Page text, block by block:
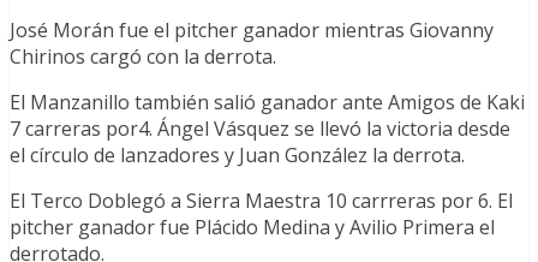
José Morán fue el pitcher ganador mientras Giovanny
Chirinos cargó con la derrota.
El Manzanillo también salió ganador ante Amigos de Kaki
7 carreras por4. Ángel Vásquez se llevó la victoria desde
el círculo de lanzadores y Juan González la derrota.
El Terco Doblegó a Sierra Maestra 10 carrreras por 6. El
pitcher ganador fue Plácido Medina y Avilio Primera el
derrotado.